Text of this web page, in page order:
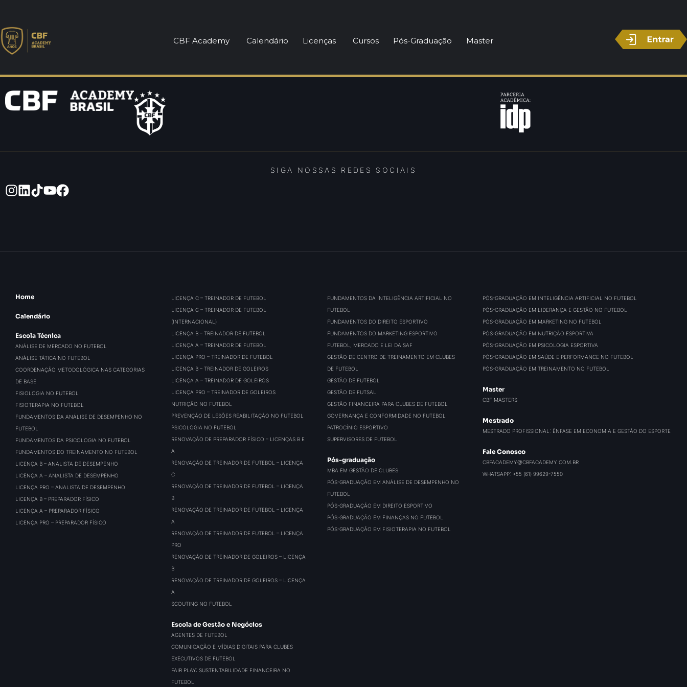
CBF Academy Calendário Licenças Cursos Pós-Graduação Master
SIGA NOSSAS REDES SOCIAIS
Home
Calendário
Escola Técnica
ANÁLISE DE MERCADO NO FUTEBOL
ANÁLISE TÁTICA NO FUTEBOL
COORDENAÇÃO METODOLÓGICA NAS CATEGORIAS
DE BASE
FISIOLOGIA NO FUTEBOL
FISIOTERAPIA NO FUTEBOL
FUNDAMENTOS DA ANÁLISE DE DESEMPENHO NO
FUTEBOL
FUNDAMENTOS DA PSICOLOGIA NO FUTEBOL
FUNDAMENTOS DO TREINAMENTO NO FUTEBOL
LICENÇA B – ANALISTA DE DESEMPENHO
LICENÇA A – ANALISTA DE DESEMPENHO
LICENÇA PRO – ANALISTA DE DESEMPENHO
LICENÇA B – PREPARADOR FÍSICO
LICENÇA A – PREPARADOR FÍSICO
LICENÇA PRO – PREPARADOR FÍSICO
LICENÇA C – TREINADOR DE FUTEBOL
LICENÇA C – TREINADOR DE FUTEBOL
(INTERNACIONAL)
LICENÇA B – TREINADOR DE FUTEBOL
LICENÇA A – TREINADOR DE FUTEBOL
LICENÇA PRO – TREINADOR DE FUTEBOL
LICENÇA B – TREINADOR DE GOLEIROS
LICENÇA A – TREINADOR DE GOLEIROS
LICENÇA PRO – TREINADOR DE GOLEIROS
NUTRIÇÃO NO FUTEBOL
PREVENÇÃO DE LESÕES REABILITAÇÃO NO FUTEBOL
PSICOLOGIA NO FUTEBOL
RENOVAÇÃO DE PREPARADOR FÍSICO – LICENÇAS B E
A
RENOVAÇÃO DE TREINADOR DE FUTEBOL – LICENÇA
C
RENOVAÇÃO DE TREINADOR DE FUTEBOL – LICENÇA
B
RENOVAÇÃO DE TREINADOR DE FUTEBOL – LICENÇA
A
RENOVAÇÃO DE TREINADOR DE FUTEBOL – LICENÇA
PRO
RENOVAÇÃO DE TREINADOR DE GOLEIROS – LICENÇA
B
RENOVAÇÃO DE TREINADOR DE GOLEIROS – LICENÇA
A
SCOUTING NO FUTEBOL
Escola de Gestão e Negócios
AGENTES DE FUTEBOL
COMUNICAÇÃO E MÍDIAS DIGITAIS PARA CLUBES
EXECUTIVOS DE FUTEBOL
FAIR PLAY: SUSTENTABILIDADE FINANCEIRA NO
FUTEBOL
FUNDAMENTOS DA INTELIGÊNCIA ARTIFICIAL NO
FUTEBOL
FUNDAMENTOS DO DIREITO ESPORTIVO
FUNDAMENTOS DO MARKETING ESPORTIVO
FUTEBOL, MERCADO E LEI DA SAF
GESTÃO DE CENTRO DE TREINAMENTO EM CLUBES
DE FUTEBOL
GESTÃO DE FUTEBOL
GESTÃO DE FUTSAL
GESTÃO FINANCEIRA PARA CLUBES DE FUTEBOL
GOVERNANÇA E CONFORMIDADE NO FUTEBOL
PATROCÍNIO ESPORTIVO
SUPERVISORES DE FUTEBOL
Pós-graduação
MBA EM GESTÃO DE CLUBES
PÓS-GRADUAÇÃO EM ANÁLISE DE DESEMPENHO NO
FUTEBOL
PÓS-GRADUAÇÃO EM DIREITO ESPORTIVO
PÓS-GRADUAÇÃO EM FINANÇAS NO FUTEBOL
PÓS-GRADUAÇÃO EM FISIOTERAPIA NO FUTEBOL
PÓS-GRADUAÇÃO EM INTELIGÊNCIA ARTIFICIAL NO FUTEBOL
PÓS-GRADUAÇÃO EM LIDERANÇA E GESTÃO NO FUTEBOL
PÓS-GRADUAÇÃO EM MARKETING NO FUTEBOL
PÓS-GRADUAÇÃO EM NUTRIÇÃO ESPORTIVA
PÓS-GRADUAÇÃO EM PSICOLOGIA ESPORTIVA
PÓS-GRADUAÇÃO EM SAÚDE E PERFORMANCE NO FUTEBOL
PÓS-GRADUAÇÃO EM TREINAMENTO NO FUTEBOL
Master
CBF MASTERS
Mestrado
MESTRADO PROFISSIONAL: ÊNFASE EM ECONOMIA E GESTÃO DO ESPORTE
Fale Conosco
CBFACADEMY@CBFACADEMY.COM.BR
WHATSAPP: +55 (61) 99629-7550